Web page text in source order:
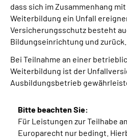
dass sich im Zusammenhang
Weiterbildung ein Unfall
Versicherungsschutz besteht
Bildungseinrichtung und zurück.
Bei Teilnahme an einer
Weiterbildung ist der
Ausbildungsbetrieb
Bitte beachten Sie:
Für Leistungen zur Teilhabe
Europarecht nur bedingt.